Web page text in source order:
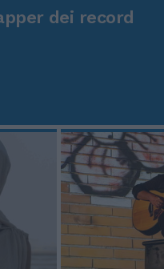
dei record